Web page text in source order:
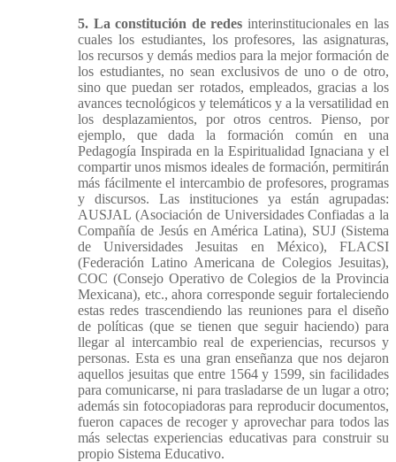
5. La constitución de redes interinstitucionales en las
cuales los estudiantes, los profesores, las asignaturas,
los recursos y demás medios para la mejor formación de
los estudiantes, no sean exclusivos de uno o de otro,
sino que puedan ser rotados, empleados, gracias a los
avances tecnológicos y telemáticos y a la versatilidad en
los desplazamientos, por otros centros. Pienso, por
ejemplo, que dada la formación común en una
Pedagogía Inspirada en la Espiritualidad Ignaciana y el
compartir unos mismos ideales de formación, permitirán
más fácilmente el intercambio de profesores, programas
y discursos. Las instituciones ya están agrupadas:
AUSJAL (Asociación de Universidades Confiadas a la
Compañía de Jesús en América Latina), SUJ (Sistema
de Universidades Jesuitas en México), FLACSI
(Federación Latino Americana de Colegios Jesuitas),
COC (Consejo Operativo de Colegios de la Provincia
Mexicana), etc., ahora corresponde seguir fortaleciendo
estas redes trascendiendo las reuniones para el diseño
de políticas (que se tienen que seguir haciendo) para
llegar al intercambio real de experiencias, recursos y
personas. Esta es una gran enseñanza que nos dejaron
aquellos jesuitas que entre 1564 y 1599, sin facilidades
para comunicarse, ni para trasladarse de un lugar a otro;
además sin fotocopiadoras para reproducir documentos,
fueron capaces de recoger y aprovechar para todos las
más selectas experiencias educativas para construir su
propio Sistema Educativo.